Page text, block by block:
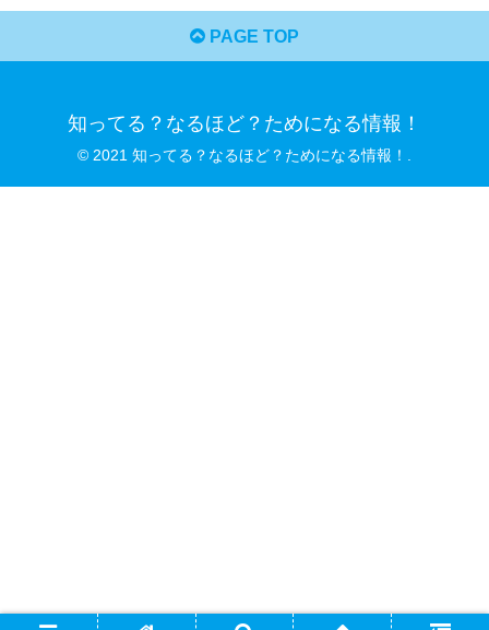
PAGE TOP
知ってる？なるほど？ためになる情報！
© 2021 知ってる？なるほど？ためになる情報！.